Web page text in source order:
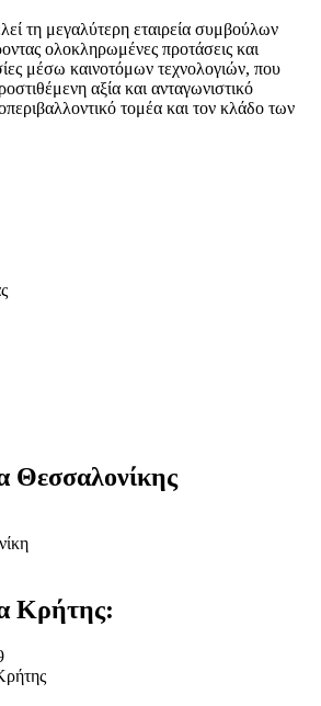
τη μεγαλύτερη εταιρεία συμβούλων
ολοκληρωμένες προτάσεις και
μέσω καινοτόμων τεχνολογιών, που
αξία και ανταγωνιστικό
τομέα και τον κλάδο των
Θεσσαλονίκης
Κρήτης: